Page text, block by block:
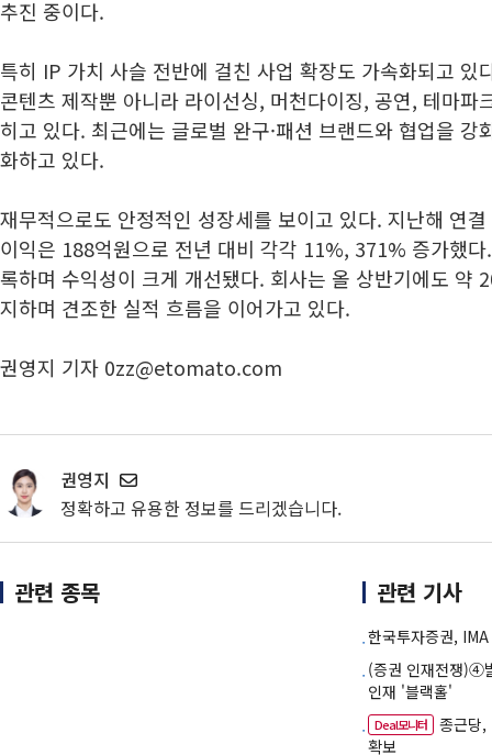
추진 중이다.
특히 IP 가치 사슬 전반에 걸친 사업 확장도 가속화되고 있
콘텐츠 제작뿐 아니라 라이선싱, 머천다이징, 공연, 테마파
히고 있다. 최근에는 글로벌 완구·패션 브랜드와 협업을
화하고 있다.
재무적으로도 안정적인 성장세를 보이고 있다. 지난해 연
이익은 188억원으로 전년 대비 각각 11%, 371% 증가했
록하며 수익성이 크게 개선됐다. 회사는 올 상반기에도 약
지하며 견조한 실적 흐름을 이어가고 있다.
권영지 기자 0zz@etomato.com
권영지
정확하고 유용한 정보를 드리겠습니다.
관련 종목 관련 기사
한국투자증권,
(증권 인재전쟁)④
인재 '블랙홀'
Deal모니터
종근당
확보